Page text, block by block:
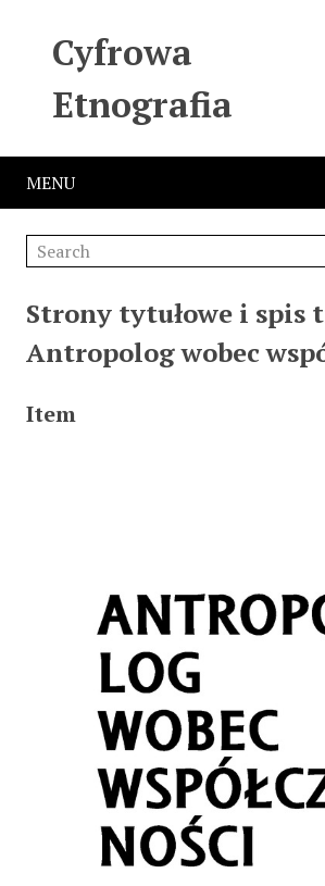
Cyfrowa
Etnografia
MENU
Strony tytułowe i spis
Antropolog wobec
Item